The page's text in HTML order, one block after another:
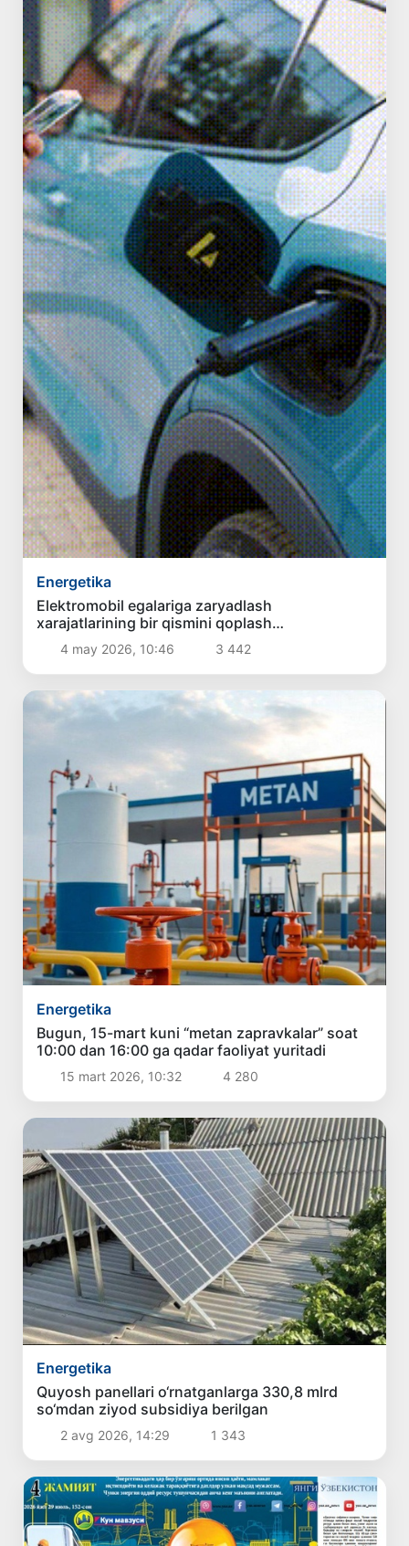
Energetika
Elektromobil egalariga zaryadlash
xarajatlarining bir qismini qoplash
rejalashtirilmoqda
4 may 2026, 10:46 3 442
Energetika
Bugun, 15-mart kuni “metan zapravkalar” soat
10:00 dan 16:00 ga qadar faoliyat yuritadi
15 mart 2026, 10:32 4 280
Energetika
Quyosh panellari o‘rnatganlarga 330,8 mlrd
so‘mdan ziyod subsidiya berilgan
2 avg 2026, 14:29 1 343